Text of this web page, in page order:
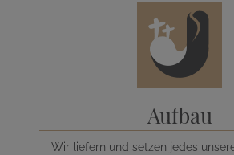
Aufbau
Wir liefern und setzen jedes